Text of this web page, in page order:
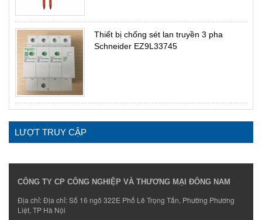
Thiết bị chống sét lan truyền 3 pha
Schneider EZ9L33745
LƯỢT TRUY CẬP
CÔNG TY CP CÔNG NGHIỆP VÀ THƯƠNG MẠI ĐÔNG NAM
Địa chỉ: Địa chỉ: Số 16 ngõ 322E Phố Lê Trọng Tấn, Phường Phương
Liệt, TP Hà Nội